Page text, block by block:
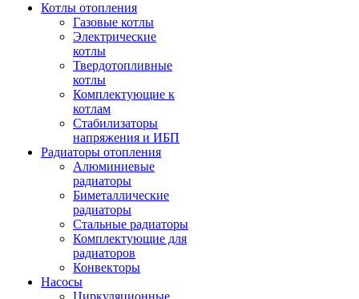
Котлы отопления
Газовые котлы
Электрические
котлы
Твердотопливные
котлы
Комплектующие к
котлам
Стабилизаторы
напряжения и ИБП
Радиаторы отопления
Алюминиевые
радиаторы
Биметаллические
радиаторы
Стальные радиаторы
Комплектующие для
радиаторов
Конвекторы
Насосы
Циркуляционные